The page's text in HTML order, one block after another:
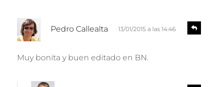
Pedro Callealta
e
13/01/2015 a las 14:46
Muy bonita y buen editado en BN.
e